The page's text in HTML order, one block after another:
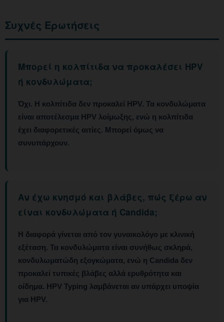
Συχνές Ερωτήσεις
Μπορεί η κολπίτιδα να προκαλέσει HPV
ή κονδυλώματα;
Όχι. Η κολπίτιδα δεν προκαλεί HPV. Τα κονδυλώματα
είναι αποτέλεσμα HPV λοίμωξης, ενώ η κολπίτιδα
έχει διαφορετικές αιτίες. Μπορεί όμως να
συνυπάρχουν.
Αν έχω κνησμό και βλάβες, πώς ξέρω αν
είναι κονδυλώματα ή Candida;
Η διαφορά γίνεται από τον γυναικολόγο με κλινική
εξέταση. Τα κονδυλώματα είναι συνήθως σκληρά,
κονδυλωματώδη εξογκώματα, ενώ η Candida δεν
προκαλεί τυπικές βλάβες αλλά ερυθρότητα και
οίδημα. HPV Typing λαμβάνεται αν υπάρχει υποψία
για HPV.